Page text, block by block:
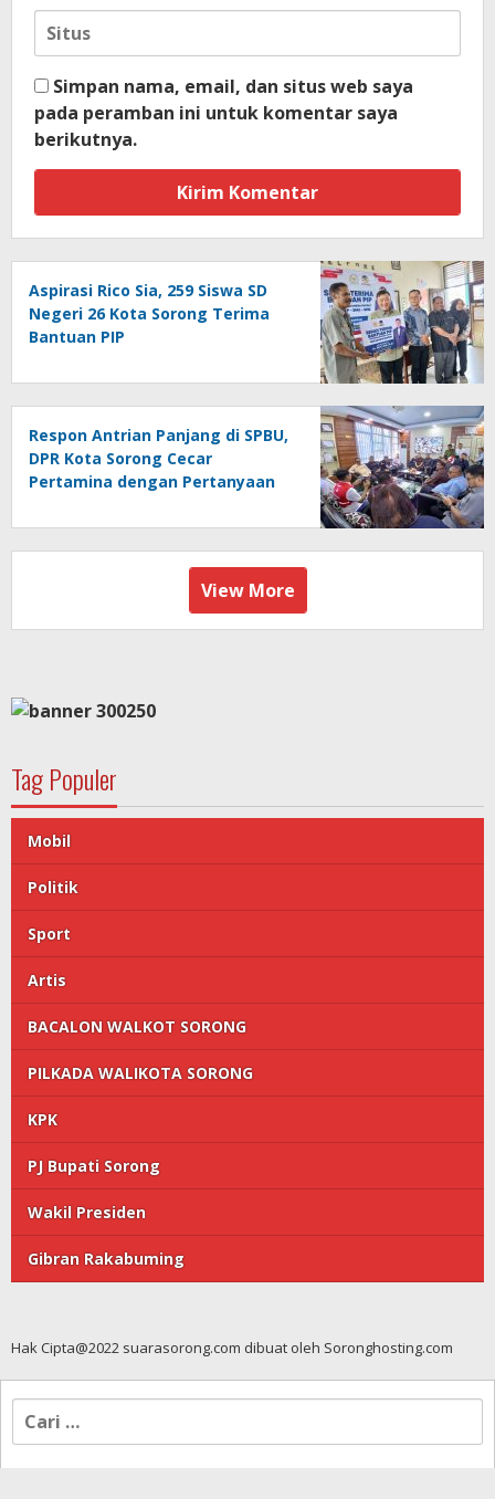
Simpan nama, email, dan situs web saya
pada peramban ini untuk komentar saya
berikutnya.
Aspirasi Rico Sia, 259 Siswa SD
Negeri 26 Kota Sorong Terima
Bantuan PIP
Respon Antrian Panjang di SPBU,
DPR Kota Sorong Cecar
Pertamina dengan Pertanyaan
View More
Tag Populer
Mobil
Politik
Sport
Artis
BACALON WALKOT SORONG
PILKADA WALIKOTA SORONG
KPK
PJ Bupati Sorong
Wakil Presiden
Gibran Rakabuming
Hak Cipta@2022 suarasorong.com dibuat oleh Soronghosting.com
Cari
untuk: